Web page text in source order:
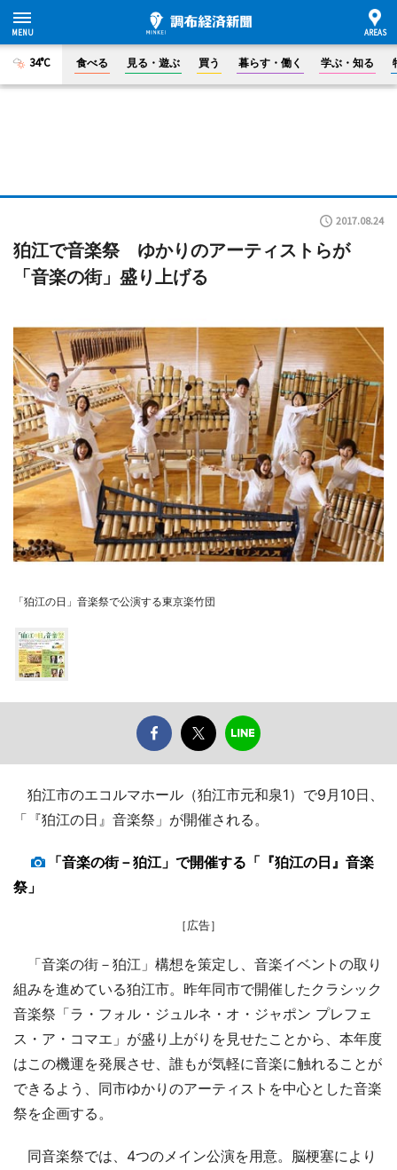
34°C 食べる 見る・遊ぶ 買う 暮らす・働く 学ぶ・知る
2017.08.24
狛江で音楽祭 ゆかりのアーティストらが
「音楽の街」盛り上げる
「狛江の日」音楽祭で公演する東京楽竹団
狛江市のエコルマホール（狛江市元和泉1）で9月10日、
「『狛江の日』音楽祭」が開催される。
「音楽の街－狛江」で開催する「『狛江の日』音楽
祭」
［広告］
「音楽の街－狛江」構想を策定し、音楽イベントの取り
組みを進めている狛江市。昨年同市で開催したクラシック
音楽祭「ラ・フォル・ジュルネ・オ・ジャポン プレフェ
ス・ア・コマエ」が盛り上がりを見せたことから、本年度
はこの機運を発展させ、誰もが気軽に音楽に触れることが
できるよう、同市ゆかりのアーティストを中心とした音楽
祭を企画する。
同音楽祭では、4つのメイン公演を用意。脳梗塞により